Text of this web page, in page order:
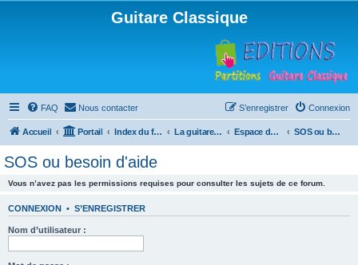
Guitare Classique
FAQ Nous contacter Connexion
S’enregistrer
Accueil Portail Index du forum La guitare : instrument, cours et théorie Espace débutants SOS ou besoin d'aide
SOS ou besoin d'aide
Vous n’avez pas les permissions requises pour consulter les sujets de ce forum.
CONNEXION • S’ENREGISTRER
Nom d’utilisateur :